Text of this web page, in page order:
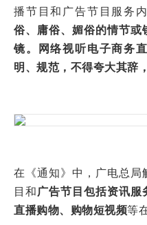
播节目和广告节目服务
俗、庸俗、媚俗的情节或
镜。网络视听电子商务
明、规范，不得夸大其辞
在《通知》中，广电总局
目和 广告节目包括资讯服
直播购物、购物短视频等